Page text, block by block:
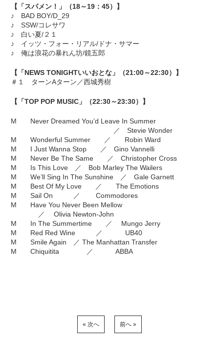
【「スパメン！」（18～19：45）】
♪ BAD BOY/D_29
♪ SSW/コレサワ
♪ 白い夏/２１
♪ イッツ・フォー・リアル/ドナ・サマー
♪ 俺は浪花の暴れん坊/鏡五郎
【「NEWS TONIGHTいいおとな」（21:00～22:30）】
＃１ ターンAターン／西城秀樹
【「TOP POP MUSIC」（22:30～23:30）】
M Never Dreamed You’d Leave In Summer
／ Stevie Wonder
M Wonderful Summer ／ Robin Ward
M I Just Wanna Stop ／ Gino Vannelli
M Never Be The Same ／ Christopher Cross
M Is This Love ／ Bob Marley The Wailers
M We’ll Sing In The Sunshine ／ Gale Garnett
M Best Of My Love ／ The Emotions
M Sail On ／ Commodores
M Have You Never Been Mellow
／ Olivia Newton-John
M In The Summertime ／ Mungo Jerry
M Red Red Wine ／ UB40
M Smile Again ／ The Manhattan Transfer
M Chiquitita ／ ABBA
« 次へ 前へ »